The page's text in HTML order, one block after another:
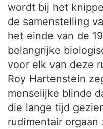
wordt bij het
de samenstelling
het einde van de
belangrijke
voor elk van deze
Roy Hartenstein
menselijke blinde
die lange tijd
rudimentair